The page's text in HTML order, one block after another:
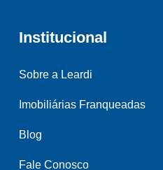
Institucional
Sobre a Leardi
Imobiliárias Franqueadas
Blog
Fale Conosco